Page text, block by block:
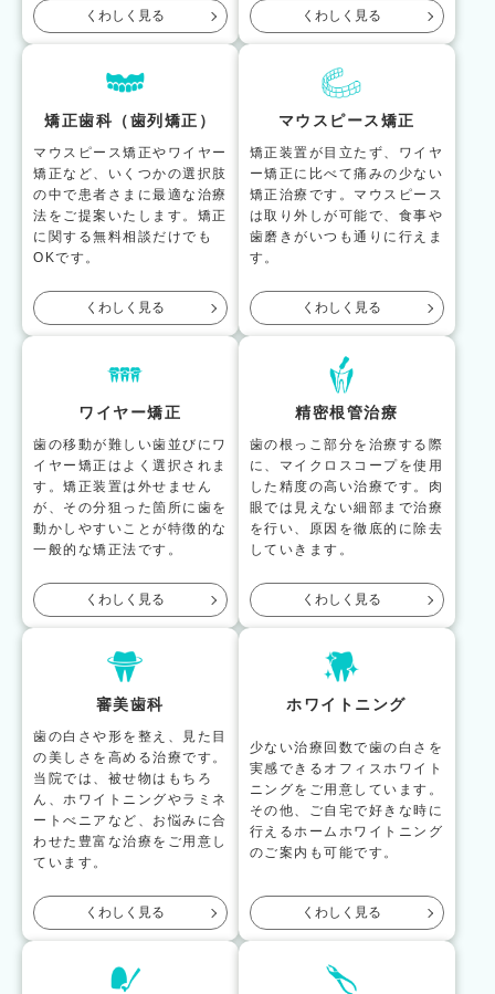
くわしく見る くわしく見る
矯正歯科（歯列矯正）
マウスピース矯正やワイヤー
矯正など、いくつかの選択肢
の中で患者さまに最適な治療
法をご提案いたします。矯正
に関する無料相談だけでも
OKです。
くわしく見る
マウスピース矯正
矯正装置が目立たず、ワイヤ
ー矯正に比べて痛みの少ない
矯正治療です。マウスピース
は取り外しが可能で、食事や
歯磨きがいつも通りに行えま
す。
くわしく見る
ワイヤー矯正
歯の移動が難しい歯並びにワ
イヤー矯正はよく選択されま
す。矯正装置は外せません
が、その分狙った箇所に歯を
動かしやすいことが特徴的な
一般的な矯正法です。
くわしく見る
精密根管治療
歯の根っこ部分を治療する際
に、マイクロスコープを使用
した精度の高い治療です。肉
眼では見えない細部まで治療
を行い、原因を徹底的に除去
していきます。
くわしく見る
審美歯科
歯の白さや形を整え、見た目
の美しさを高める治療です。
当院では、被せ物はもちろ
ん、ホワイトニングやラミネ
ートべニアなど、お悩みに合
わせた豊富な治療をご用意し
ています。
くわしく見る
ホワイトニング
少ない治療回数で歯の白さを
実感できるオフィスホワイト
ニングをご用意しています。
その他、ご自宅で好きな時に
行えるホームホワイトニング
のご案内も可能です。
くわしく見る